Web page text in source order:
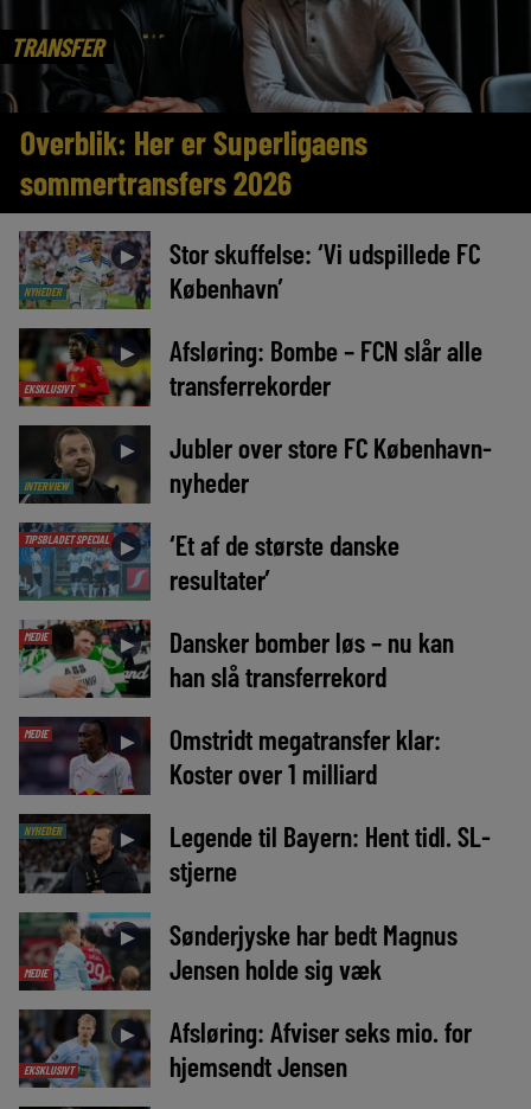
TRANSFER
Overblik: Her er Superligaens
sommertransfers 2026
NYHEDER
►
Stor skuffelse: ‘Vi udspillede FC
København’
EKSKLUSIVT
►
Afsløring: Bombe – FCN slår alle
transferrekorder
INTERVIEW
►
Jubler over store FC København-
nyheder
TIPSBLADET SPECIAL ►
‘Et af de største danske
resultater’
MEDIE ►
Dansker bomber løs – nu kan
han slå transferrekord
MEDIE ►
Omstridt megatransfer klar:
Koster over 1 milliard
NYHEDER ►
Legende til Bayern: Hent tidl. SL-
stjerne
MEDIE
►
Sønderjyske har bedt Magnus
Jensen holde sig væk
EKSKLUSIVT
►
Afsløring: Afviser seks mio. for
hjemsendt Jensen